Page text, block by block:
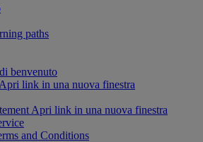
paths
benvenuto
Apri link in una nuova finestra
Apri link in una nuova finestra
and Conditions